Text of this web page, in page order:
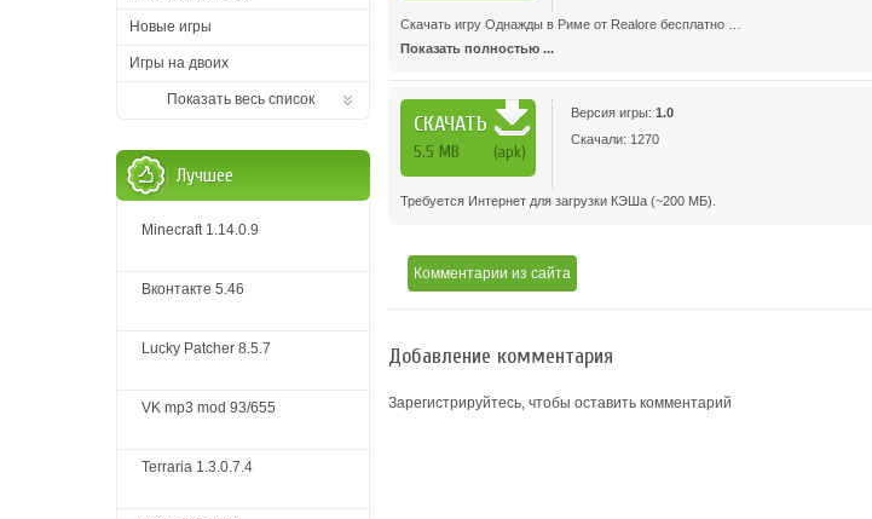
Скачать игру Однажды в Риме от Realore бесплатно …
Показать полностью ...
СКАЧАТЬ
5.5 MB (apk)
Версия игры: 1.0
Скачали: 1270
Требуется Интернет для загрузки КЭШа (~200 МБ).
Комментарии из сайта
Добавление комментария
Зарегистрируйтесь, чтобы оставить комментарий
Новые игры
Игры на двоих
Показать весь список
Лучшее
Minecraft 1.14.0.9
Вконтакте 5.46
Lucky Patcher 8.5.7
VK mp3 mod 93/655
Terraria 1.3.0.7.4